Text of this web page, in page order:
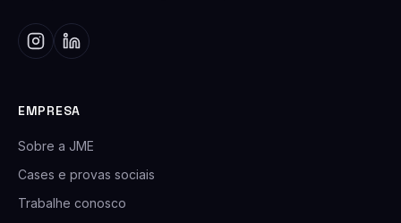
EMPRESA
Sobre a JME
Cases e provas sociais
Trabalhe conosco